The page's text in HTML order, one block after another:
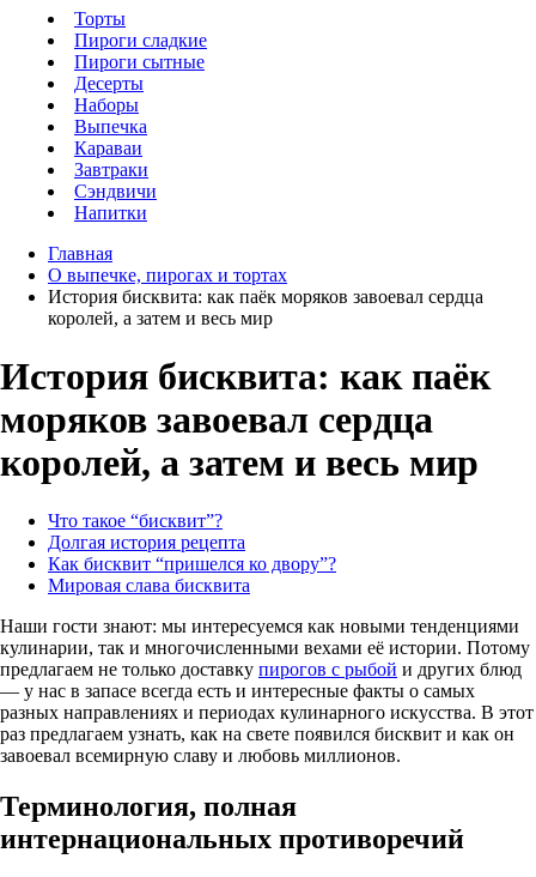
Торты
Пироги сладкие
Пироги сытные
Десерты
Наборы
Выпечка
Караваи
Завтраки
Сэндвичи
Напитки
Главная
О выпечке, пирогах и тортах
История бисквита: как паёк моряков завоевал сердца
королей, а затем и весь мир
История бисквита: как паёк
моряков завоевал сердца
королей, а затем и весь мир
Что такое “бисквит”?
Долгая история рецепта
Как бисквит “пришелся ко двору”?
Мировая слава бисквита
Наши гости знают: мы интересуемся как новыми тенденциями
кулинарии, так и многочисленными вехами её истории. Потому
предлагаем не только доставку пирогов с рыбой и других блюд
— у нас в запасе всегда есть и интересные факты о самых
разных направлениях и периодах кулинарного искусства. В этот
раз предлагаем узнать, как на свете появился бисквит и как он
завоевал всемирную славу и любовь миллионов.
Терминология, полная
интернациональных противоречий